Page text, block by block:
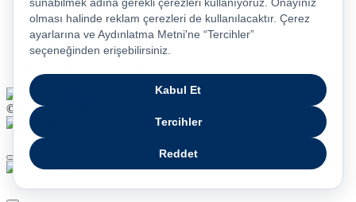
© 2026 Turkcell